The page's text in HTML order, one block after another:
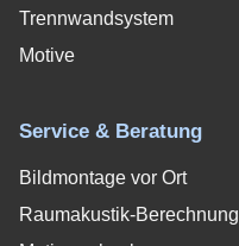
Trennwandsystem
Motive
Service & Beratung
Bildmontage vor Ort
Raumakustik-Berechnung